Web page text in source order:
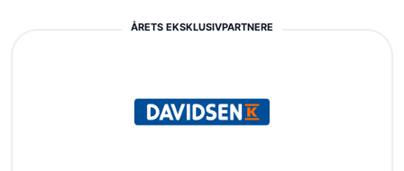
ÅRETS EKSKLUSIVPARTNERE